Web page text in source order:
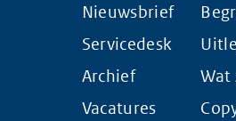
Nieuwsbrief
Servicedesk
Archief
Vacatures
Wat